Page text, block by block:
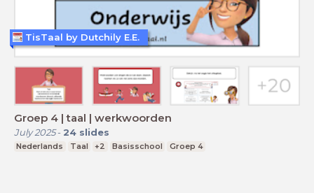
Groep 4 | taal | werkwoorden
July 2025- 24 slides
Nederlands Taal +2 Basisschool Groep 4
TisTaal by Dutchily E.E.